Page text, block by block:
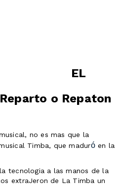
EL
o Repaton
no es mas que la
Timba, que maduróen la
tecnologia a las manos de la
extraJeron de La Timba un